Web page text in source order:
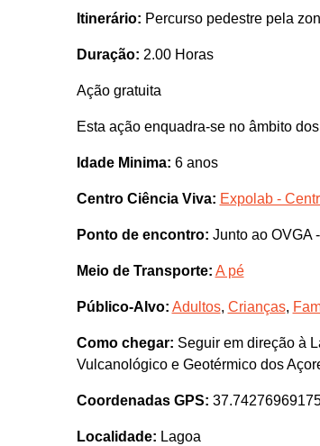
Itinerário: Percurso pedestre pela
Duração: 2.00 Horas
Ação gratuita
Esta ação enquadra-se no âmbito
Idade Minima: 6 anos
Centro Ciência Viva: Expolab -
Ponto de encontro: Junto ao OVGA
Meio de Transporte: A pé
Público-Alvo: Adultos, Crianças,
Como chegar: Seguir em direção à
Vulcanológico e Geotérmico dos
Coordenadas GPS:
Localidade: Lagoa